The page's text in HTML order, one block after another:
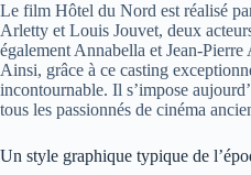
Le film Hôtel du Nord est réalisé
Arletty et Louis Jouvet, deux
également Annabella et Jean-
Ainsi, grâce à ce casting
incontournable. Il s’impose
tous les passionnés de cinéma
Un style graphique typique de